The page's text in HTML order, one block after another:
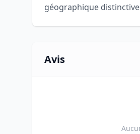
géographique
Avis